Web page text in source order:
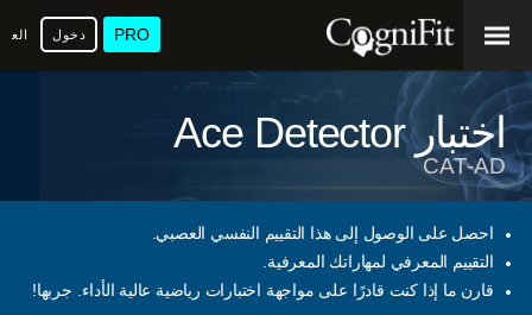
PRO دخول
اختبار Ace Detector
CAT-AD
احصل على الوصول إلى هذا التقييم النفسي العصبي.
التقييم المعرفي لمهاراتك المعرفية.
قارن ما إذا كنت قادرًا على مواجهة اختبارات رياضية عالية الأداء. جربها!